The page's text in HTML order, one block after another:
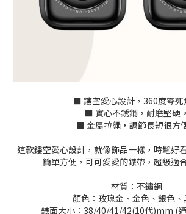
■ 鏤空愛心設計，360度零死
■ 實心不銹鋼，耐磨堅硬。
■ 金屬拉繩，調節長短很方
這款鏤空愛心設計，就像飾品一樣，時髦好
簡單方便，可可愛愛的錶帶，超級適
材質：不鏽鋼
顏色：玫瑰金、金色、銀色、
錶面大小：38/40/41/42(10代)mm (